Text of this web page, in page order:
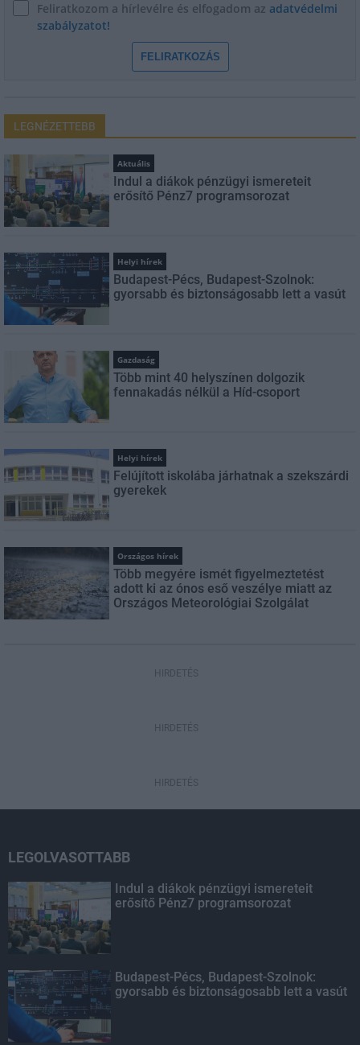
Feliratkozom a hírlevélre és elfogadom az adatvédelmi
szabályzatot!
FELIRATKOZÁS
LEGNÉZETTEBB
Aktuális
Indul a diákok pénzügyi ismereteit
erősítő Pénz7 programsorozat
Helyi hírek
Budapest-Pécs, Budapest-Szolnok:
gyorsabb és biztonságosabb lett a vasút
Gazdaság
Több mint 40 helyszínen dolgozik
fennakadás nélkül a Híd-csoport
Helyi hírek
Felújított iskolába járhatnak a szekszárdi
gyerekek
Országos hírek
Több megyére ismét figyelmeztetést
adott ki az ónos eső veszélye miatt az
Országos Meteorológiai Szolgálat
HIRDETÉS
HIRDETÉS
HIRDETÉS
LEGOLVASOTTABB
Indul a diákok pénzügyi ismereteit
erősítő Pénz7 programsorozat
Budapest-Pécs, Budapest-Szolnok:
gyorsabb és biztonságosabb lett a vasút